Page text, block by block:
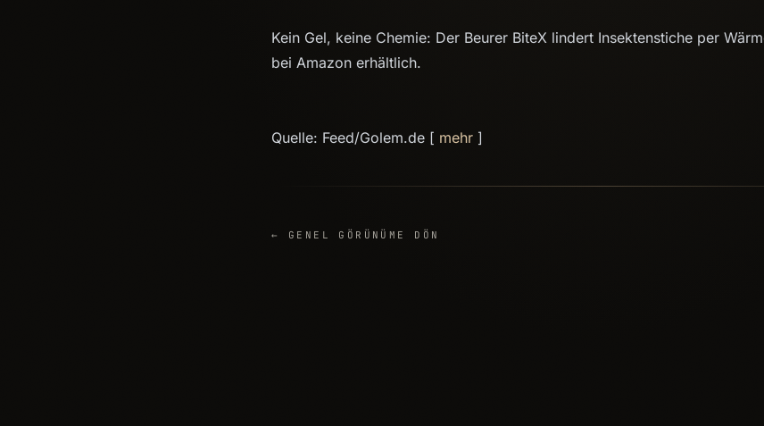
Kein Gel, keine Chemie: Der Beurer BiteX lindert Insektenstiche per
bei Amazon erhältlich.
Quelle: Feed/Golem.de [ mehr ]
← GENEL GÖRÜNÜME DÖN